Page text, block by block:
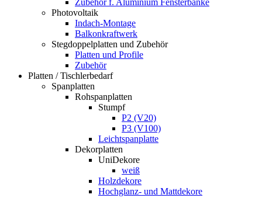
Zubehör f. Aluminium Fensterbänke
Photovoltaik
Indach-Montage
Balkonkraftwerk
Stegdoppelplatten und Zubehör
Platten und Profile
Zubehör
Platten / Tischlerbedarf
Spanplatten
Rohspanplatten
Stumpf
P2 (V20)
P3 (V100)
Leichtspanplatte
Dekorplatten
UniDekore
weiß
Holzdekore
Hochglanz- und Mattdekore